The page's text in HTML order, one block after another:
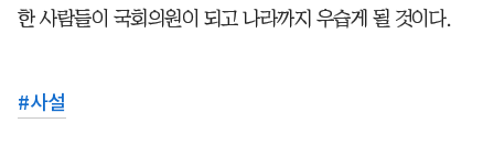
한 사람들이 국회의원이 되고 나라까지 우습게 될 것이다.
#사설